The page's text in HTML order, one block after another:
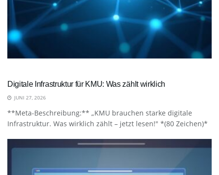
Digitale Infrastruktur für KMU: Was zählt wirklich
JUNI 27, 2026
**Meta-Beschreibung:** „KMU brauchen starke digitale
Infrastruktur. Was wirklich zählt – jetzt lesen!" *(80 Zeichen)*